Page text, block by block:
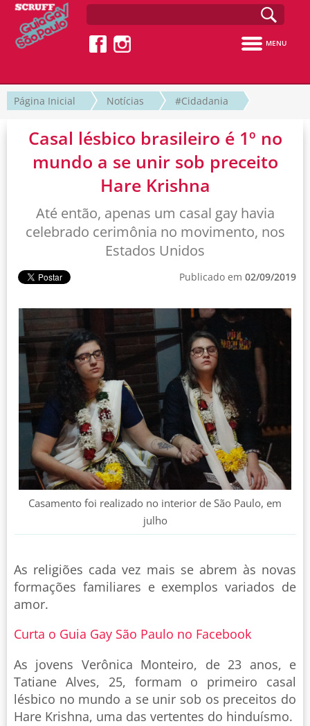
MENU
Página Inicial Notícias #Cidadania
Casal lésbico brasileiro é 1º no
mundo a se unir sob preceito
Hare Krishna
Até então, apenas um casal gay havia
celebrado cerimônia no movimento, nos
Estados Unidos
Publicado em 02/09/2019
Casamento foi realizado no interior de São Paulo, em
julho
As religiões cada vez mais se abrem às novas
formações familiares e exemplos variados de
amor.
Curta o Guia Gay São Paulo no Facebook
As jovens Verônica Monteiro, de 23 anos, e
Tatiane Alves, 25, formam o primeiro casal
lésbico no mundo a se unir sob os preceitos do
Hare Krishna, uma das vertentes do hinduísmo.